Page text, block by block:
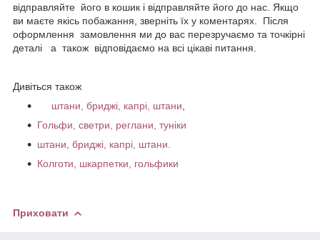
відправляйте його в кошик і відправляйте його до нас. Якщо
ви маєте якісь побажання, зверніть їх у коментарях. Після
оформлення замовлення ми до вас перезручаємо та точкірні
деталі а також відповідаємо на всі цікаві питання.
Дивіться також
штани, бриджі, капрі, штани
Гольфи, светри, реглани, туніки
штани, бриджі, капрі, штани.
Колготи, шкарпетки, гольфики
Приховати